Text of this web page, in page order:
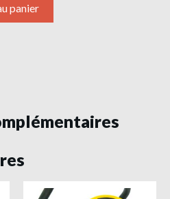
panier